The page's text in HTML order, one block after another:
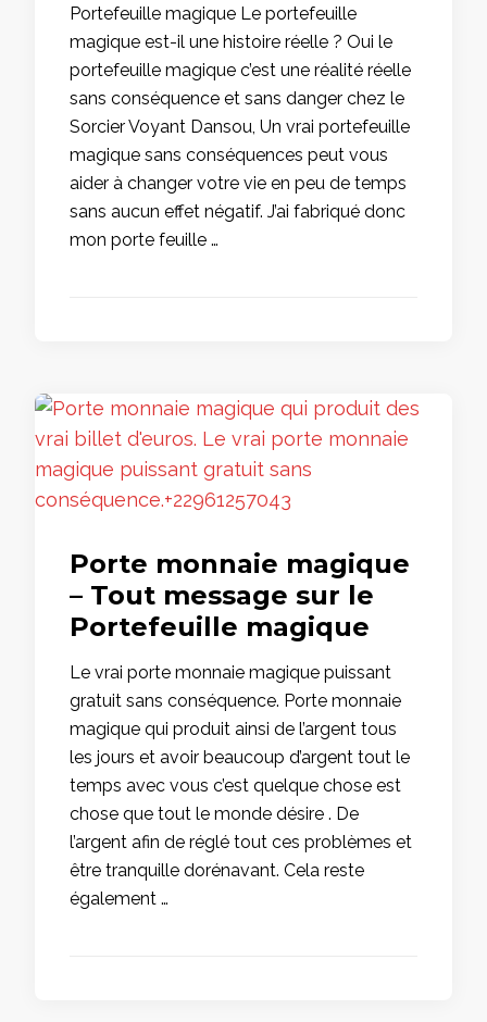
Portefeuille magique Le portefeuille
magique est-il une histoire réelle ? Oui le
portefeuille magique c’est une réalité réelle
sans conséquence et sans danger chez le
Sorcier Voyant Dansou, Un vrai portefeuille
magique sans conséquences peut vous
aider à changer votre vie en peu de temps
sans aucun effet négatif. J’ai fabriqué donc
mon porte feuille …
Porte monnaie magique
– Tout message sur le
Portefeuille magique
Le vrai porte monnaie magique puissant
gratuit sans conséquence. Porte monnaie
magique qui produit ainsi de l’argent tous
les jours et avoir beaucoup d’argent tout le
temps avec vous c’est quelque chose est
chose que tout le monde désire . De
l’argent afin de réglé tout ces problèmes et
être tranquille dorénavant. Cela reste
également …